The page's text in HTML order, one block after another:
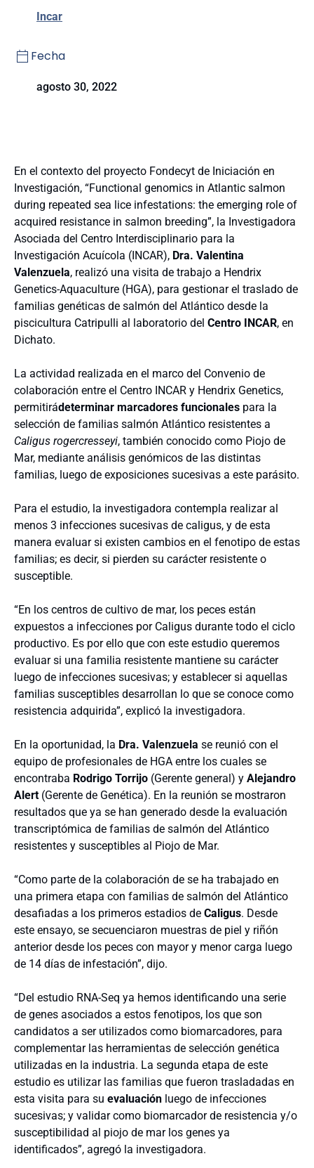
Incar
Fecha
agosto 30, 2022
En el contexto del proyecto Fondecyt de Iniciación en
Investigación, “Functional genomics in Atlantic salmon
during repeated sea lice infestations: the emerging role of
acquired resistance in salmon breeding”, la Investigadora
Asociada del Centro Interdisciplinario para la
Investigación Acuícola (INCAR), Dra. Valentina
Valenzuela, realizó una visita de trabajo a Hendrix
Genetics-Aquaculture (HGA), para gestionar el traslado de
familias genéticas de salmón del Atlántico desde la
piscicultura Catripulli al laboratorio del Centro INCAR, en
Dichato.
La actividad realizada en el marco del Convenio de
colaboración entre el Centro INCAR y Hendrix Genetics,
permitirádeterminar marcadores funcionales para la
selección de familias salmón Atlántico resistentes a
Caligus rogercresseyi, también conocido como Piojo de
Mar, mediante análisis genómicos de las distintas
familias, luego de exposiciones sucesivas a este parásito.
Para el estudio, la investigadora contempla realizar al
menos 3 infecciones sucesivas de caligus, y de esta
manera evaluar si existen cambios en el fenotipo de estas
familias; es decir, si pierden su carácter resistente o
susceptible.
“En los centros de cultivo de mar, los peces están
expuestos a infecciones por Caligus durante todo el ciclo
productivo. Es por ello que con este estudio queremos
evaluar si una familia resistente mantiene su carácter
luego de infecciones sucesivas; y establecer si aquellas
familias susceptibles desarrollan lo que se conoce como
resistencia adquirida”, explicó la investigadora.
En la oportunidad, la Dra. Valenzuela se reunió con el
equipo de profesionales de HGA entre los cuales se
encontraba Rodrigo Torrijo (Gerente general) y Alejandro
Alert (Gerente de Genética). En la reunión se mostraron
resultados que ya se han generado desde la evaluación
transcriptómica de familias de salmón del Atlántico
resistentes y susceptibles al Piojo de Mar.
“Como parte de la colaboración de se ha trabajado en
una primera etapa con familias de salmón del Atlántico
desafiadas a los primeros estadios de Caligus. Desde
este ensayo, se secuenciaron muestras de piel y riñón
anterior desde los peces con mayor y menor carga luego
de 14 días de infestación”, dijo.
“Del estudio RNA-Seq ya hemos identificando una serie
de genes asociados a estos fenotipos, los que son
candidatos a ser utilizados como biomarcadores, para
complementar las herramientas de selección genética
utilizadas en la industria. La segunda etapa de este
estudio es utilizar las familias que fueron trasladadas en
esta visita para su evaluación luego de infecciones
sucesivas; y validar como biomarcador de resistencia y/o
susceptibilidad al piojo de mar los genes ya
identificados”, agregó la investigadora.